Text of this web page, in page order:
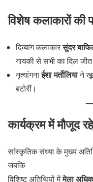
विशेष कलाकारों की
दिव्यांग कलाकारसुंदर
गायकी से सभी का दिल जीत
नृत्यांगनाईशा मर्तोलियाने
बटोरीं।
कार्यक्रम में मौजूद
सांस्कृतिक संध्या के मुख्य
जबकि
विशिष्ट अतिथियों मेंमेला